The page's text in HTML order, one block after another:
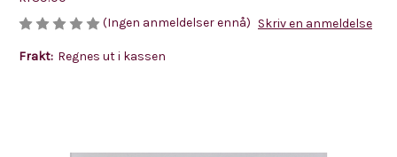
(Ingen anmeldelser ennå) Skriv en anmeldelse
Frakt: Regnes ut i kassen